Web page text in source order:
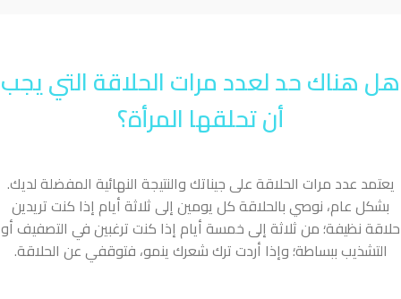
هل هناك حد لعدد مرات الحلاقة التي يجب
أن تحلقها المرأة؟
يعتمد عدد مرات الحلاقة على جيناتك والنتيجة النهائية المفضلة لديك.
بشكل عام، نوصي بالحلاقة كل يومين إلى ثلاثة أيام إذا كنت تريدين
حلاقة نظيفة؛ من ثلاثة إلى خمسة أيام إذا كنت ترغبين في التصفيف أو
التشذيب ببساطة؛ وإذا أردت ترك شعرك ينمو، فتوقفي عن الحلاقة.